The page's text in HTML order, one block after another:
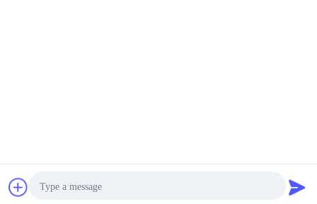
チャット